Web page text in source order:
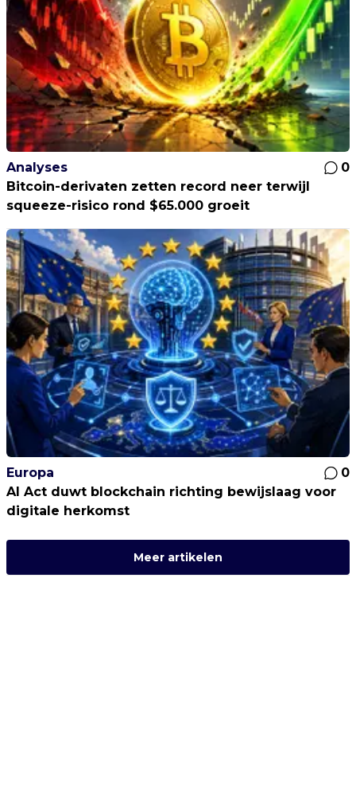
Analyses
0
Bitcoin-derivaten zetten record neer terwijl
squeeze-risico rond $65.000 groeit
Europa
0
AI Act duwt blockchain richting bewijslaag voor
digitale herkomst
Meer artikelen